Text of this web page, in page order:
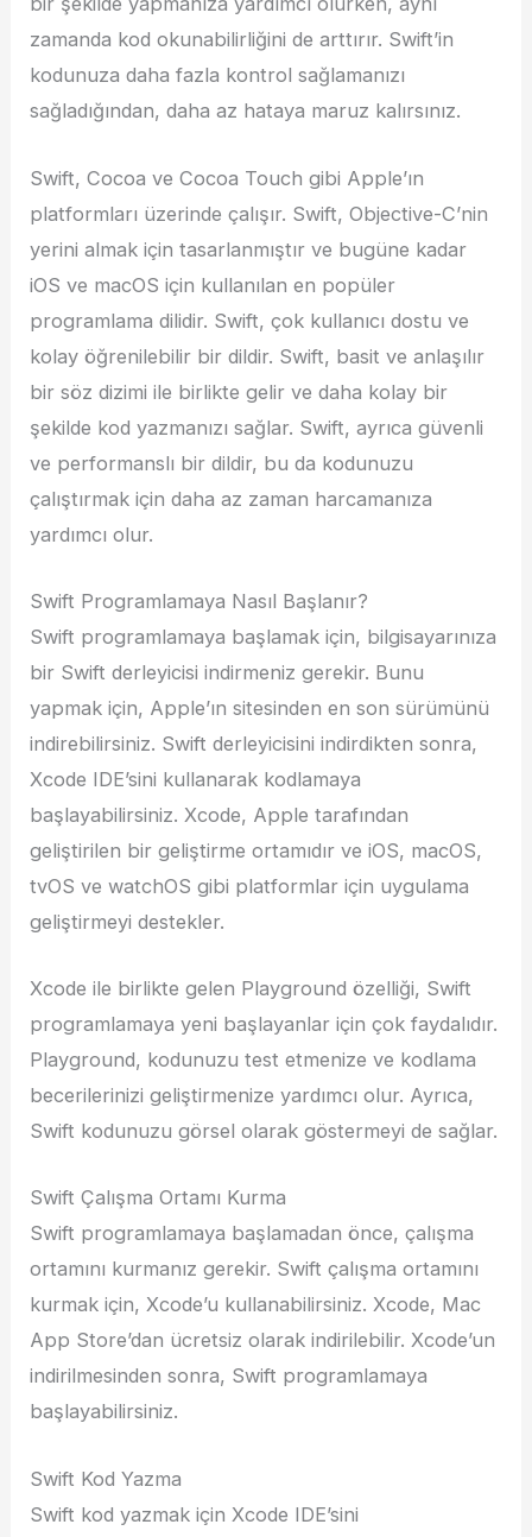
zamanda kod okunabilirliğini de arttırır. Swift’in
kodunuza daha fazla kontrol sağlamanızı
sağladığından, daha az hataya maruz kalırsınız.
Swift, Cocoa ve Cocoa Touch gibi Apple’ın
platformları üzerinde çalışır. Swift, Objective-C’nin
yerini almak için tasarlanmıştır ve bugüne kadar
iOS ve macOS için kullanılan en popüler
programlama dilidir. Swift, çok kullanıcı dostu ve
kolay öğrenilebilir bir dildir. Swift, basit ve anlaşılır
bir söz dizimi ile birlikte gelir ve daha kolay bir
şekilde kod yazmanızı sağlar. Swift, ayrıca güvenli
ve performanslı bir dildir, bu da kodunuzu
çalıştırmak için daha az zaman harcamanıza
yardımcı olur.
Swift Programlamaya Nasıl Başlanır?
Swift programlamaya başlamak için, bilgisayarınıza
bir Swift derleyicisi indirmeniz gerekir. Bunu
yapmak için, Apple’ın sitesinden en son sürümünü
indirebilirsiniz. Swift derleyicisini indirdikten sonra,
Xcode IDE’sini kullanarak kodlamaya
başlayabilirsiniz. Xcode, Apple tarafından
geliştirilen bir geliştirme ortamıdır ve iOS, macOS,
tvOS ve watchOS gibi platformlar için uygulama
geliştirmeyi destekler.
Xcode ile birlikte gelen Playground özelliği, Swift
programlamaya yeni başlayanlar için çok faydalıdır.
Playground, kodunuzu test etmenize ve kodlama
becerilerinizi geliştirmenize yardımcı olur. Ayrıca,
Swift kodunuzu görsel olarak göstermeyi de sağlar.
Swift Çalışma Ortamı Kurma
Swift programlamaya başlamadan önce, çalışma
ortamını kurmanız gerekir. Swift çalışma ortamını
kurmak için, Xcode’u kullanabilirsiniz. Xcode, Mac
App Store’dan ücretsiz olarak indirilebilir. Xcode’un
indirilmesinden sonra, Swift programlamaya
başlayabilirsiniz.
Swift Kod Yazma
Swift kod yazmak için Xcode IDE’sini